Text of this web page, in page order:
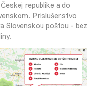
republike a do
Príslušenstvo
Slovenskou poštou - bez